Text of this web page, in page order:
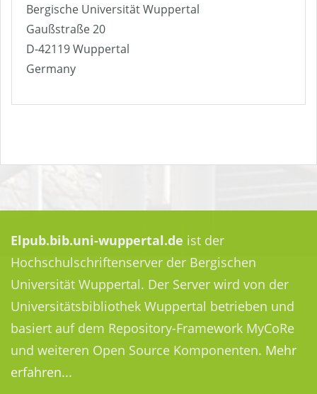
Bergische Universität Wuppertal
Gaußstraße 20
D-42119 Wuppertal
Germany
Elpub.bib.uni-wuppertal.de ist der
Hochschulschriftenserver der Bergischen
Universität Wuppertal. Der Server wird von der
Universitätsbibliothek Wuppertal betrieben und
basiert auf dem Repository-Framework MyCoRe
und weiteren Open Source Komponenten. Mehr
erfahren...